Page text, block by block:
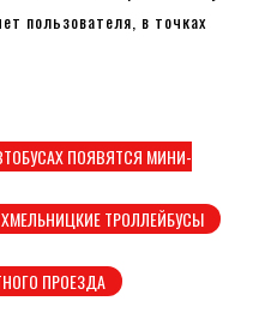
пользователя, в точках
ПОЯВЯТСЯ МИНИ-
ХМЕЛЬНИЦКИЕ ТРОЛЛЕЙБУСЫ
ПРОЕЗДА